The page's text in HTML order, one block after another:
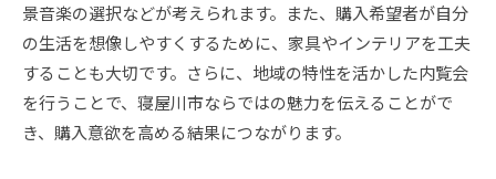
景音楽の選択などが考えられます。また、購入希望者が自分
の生活を想像しやすくするために、家具やインテリアを工夫
することも大切です。さらに、地域の特性を活かした内覧会
を行うことで、寝屋川市ならではの魅力を伝えることがで
き、購入意欲を高める結果につながります。